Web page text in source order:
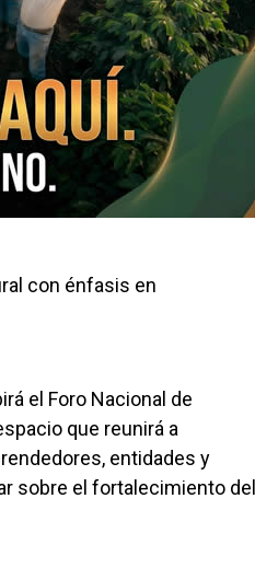
con énfasis en
el Foro Nacional de
que reunirá a
entidades y
sobre el fortalecimiento del